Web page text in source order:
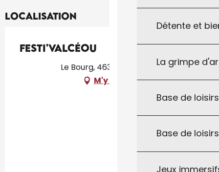
Détente et
La grimpe
Base de
Base de
Jeux
Localisation
Festi'ValCéou
Le Bourg, 46310 Concorès
M'y rendre